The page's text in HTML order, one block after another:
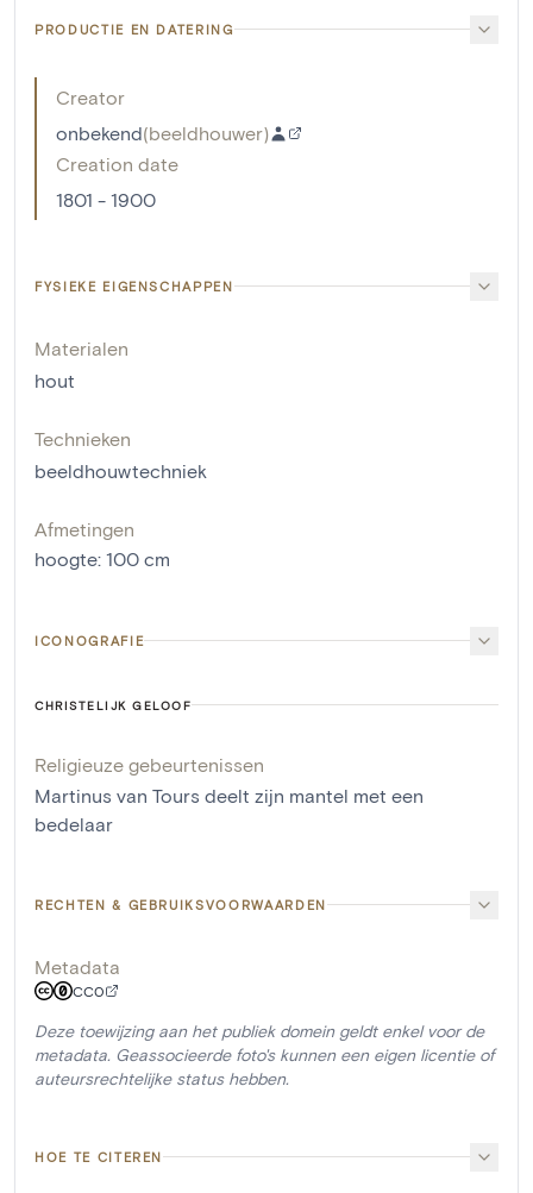
PRODUCTIE EN DATERING
Creator
onbekend(beeldhouwer)
Creation date
1801 - 1900
FYSIEKE EIGENSCHAPPEN
Materialen
hout
Technieken
beeldhouwtechniek
Afmetingen
hoogte: 100 cm
ICONOGRAFIE
CHRISTELIJK GELOOF
Religieuze gebeurtenissen
Martinus van Tours deelt zijn mantel met een
bedelaar
RECHTEN & GEBRUIKSVOORWAARDEN
Metadata
CC0
Deze toewijzing aan het publiek domein geldt enkel voor de
metadata. Geassocieerde foto's kunnen een eigen licentie of
auteursrechtelijke status hebben.
HOE TE CITEREN